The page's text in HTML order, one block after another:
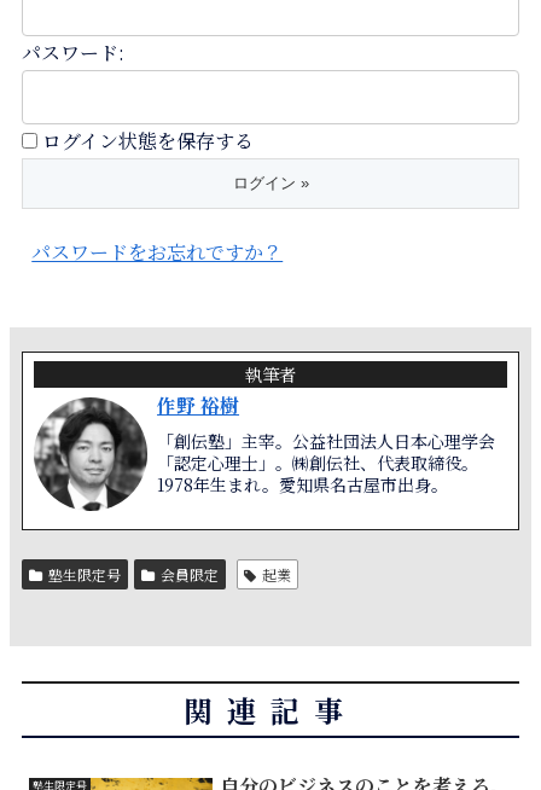
パスワード:
ログイン状態を保存する
パスワードをお忘れですか？
執筆者
作野 裕樹
「創伝塾」主宰。公益社団法人日本心理学会
「認定心理士」。㈱創伝社、代表取締役。
1978年生まれ。愛知県名古屋市出身。
塾生限定号 会員限定 起業
関連記事
塾生限定号